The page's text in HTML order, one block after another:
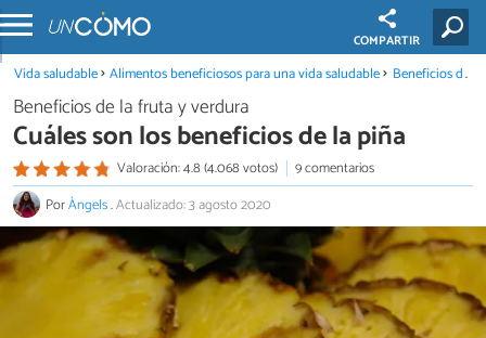
COMPARTIR
Vida saludable Alimentos beneficiosos para una vida saludable Beneficios de la fruta y verdura
Beneficios de la fruta y verdura
Cuáles son los beneficios de la piña
Valoración: 4.8 (4.068 votos)
9 comentarios
PorÀngels.Actualizado: 3 agosto 2020